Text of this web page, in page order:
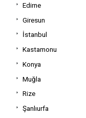
Edirne
Giresun
İstanbul
Kastamonu
Konya
Muğla
Rize
Şanlıurfa